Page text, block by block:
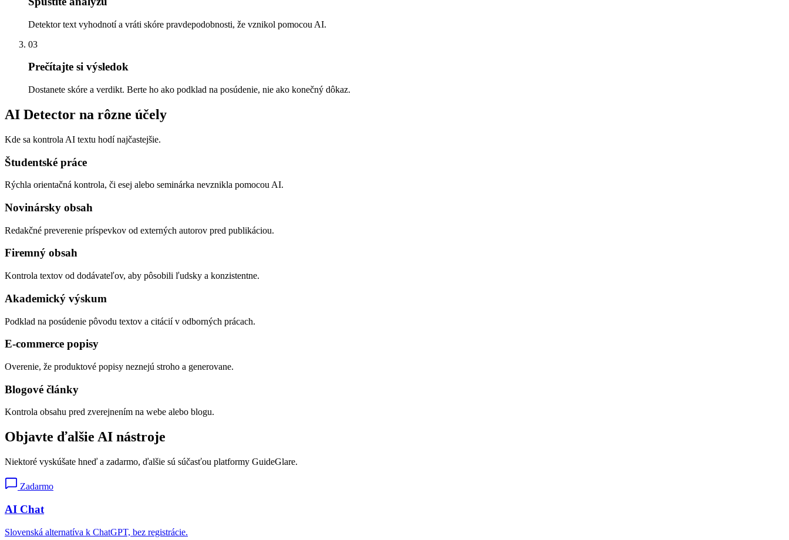
Detektor text vyhodnotí a vráti skóre pravdepodobnosti, že vznikol pomocou AI.
03
Prečítajte si výsledok
Dostanete skóre a verdikt. Berte ho ako podklad na posúdenie, nie ako konečný dôkaz.
AI Detector na rôzne účely
Kde sa kontrola AI textu hodí najčastejšie.
Študentské práce
Rýchla orientačná kontrola, či esej alebo seminárka nevznikla pomocou AI.
Novinársky obsah
Redakčné preverenie príspevkov od externých autorov pred publikáciou.
Firemný obsah
Kontrola textov od dodávateľov, aby pôsobili ľudsky a konzistentne.
Akademický výskum
Podklad na posúdenie pôvodu textov a citácií v odborných prácach.
E-commerce popisy
Overenie, že produktové popisy neznejú stroho a generovane.
Blogové články
Kontrola obsahu pred zverejnením na webe alebo blogu.
Objavte ďalšie AI nástroje
Niektoré vyskúšate hneď a zadarmo, ďalšie sú súčasťou platformy GuideGlare.
Zadarmo
AI Chat
Slovenská alternatíva k ChatGPT, bez registrácie.